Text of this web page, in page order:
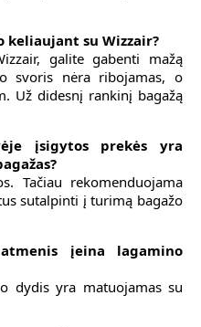
keliaujant su Wizzair?
galite gabenti mažą
svoris nėra ribojamas, o
Už didesnį rankinį bagažą
įsigytos prekės yra
Tačiau rekomenduojama
sutalpinti į turimą bagažo
įeina lagamino
dydis yra matuojamas su